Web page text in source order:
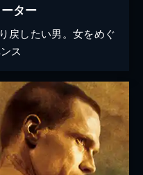
ター
戻したい男。女をめぐ
ス